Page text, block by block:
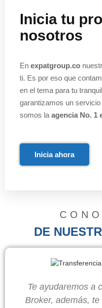
Inicia tu
nosotros
En expatgroup.co
ti. Es por eso que
en el tema para tu
garantizamos un
somos la agencia No. 1
Inicia ahora
DE
Te ayudaremos a
Broker, además,